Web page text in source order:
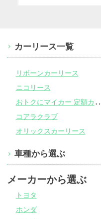
カーリース一覧
リボーンカーリース
ニコリース
トクにマイカ
コアラクラブ
オリックスカーリース
車種から選ぶ
メーカーから選ぶ
トヨタ
ホンダ